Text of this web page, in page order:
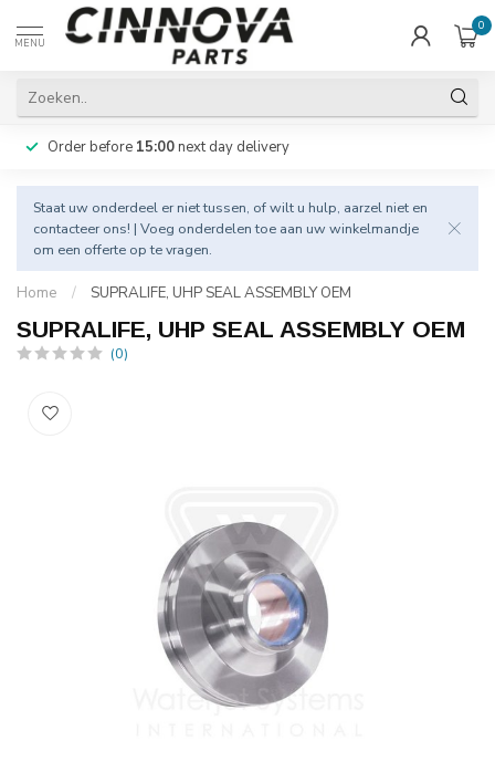
MENU
0
Order before 15:00next day delivery
Staat uw onderdeel er niet tussen, of wilt u hulp, aarzel niet en
contacteer ons! | Voeg onderdelen toe aan uw winkelmandje
om een offerte op te vragen.
Home / SUPRALIFE, UHP SEAL ASSEMBLY OEM
SUPRALIFE, UHP SEAL ASSEMBLY OEM
(0)